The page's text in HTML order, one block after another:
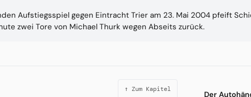
Aufstiegsspiel gegen Eintracht Trier am 23. Mai 2004 pfeift
zwei Tore von Michael Thurk wegen Abseits zurück.
↑ Zum Kapitel
Der